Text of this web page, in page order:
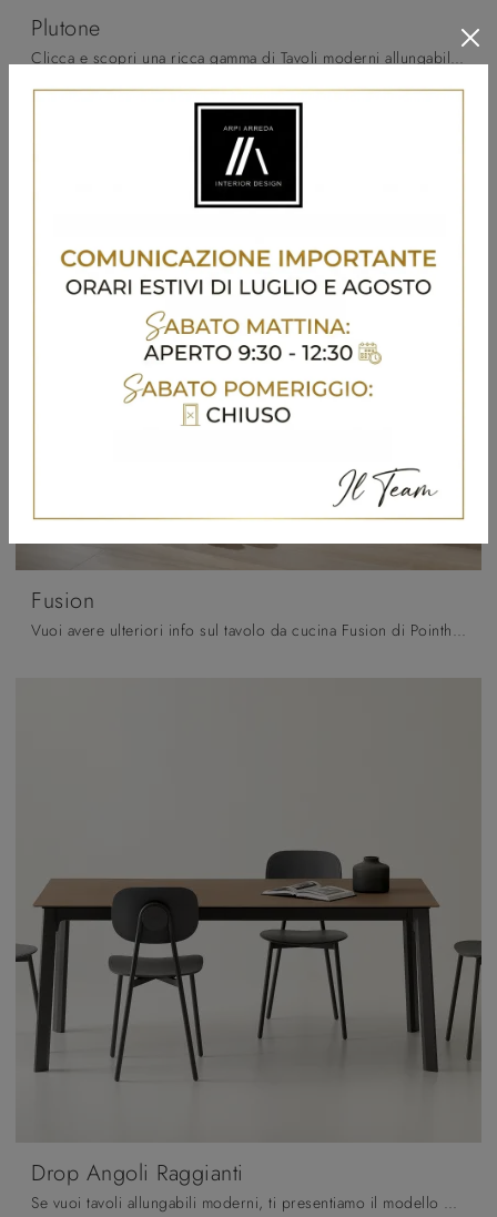
Plutone
Clicca e scopri una ricca gamma di Tavoli moderni allungabili da cucina! Il modello Plutone di Pointhouse ti attende.
Fusion
Vuoi avere ulteriori info sul tavolo da cucina Fusion di Pointhouse? Clicca e ottieni informazioni sui modelli allungabili del brand.
Drop Angoli Raggianti
Se vuoi tavoli allungabili moderni, ti presentiamo il modello da cucina in laminato Drop Angoli Raggianti dell'azienda Pointhouse.